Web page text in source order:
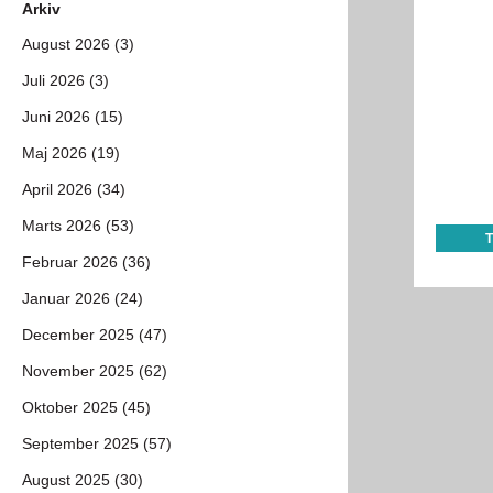
Arkiv
August 2026 (3)
Juli 2026 (3)
Juni 2026 (15)
Maj 2026 (19)
April 2026 (34)
Marts 2026 (53)
Februar 2026 (36)
Januar 2026 (24)
December 2025 (47)
November 2025 (62)
Oktober 2025 (45)
September 2025 (57)
August 2025 (30)